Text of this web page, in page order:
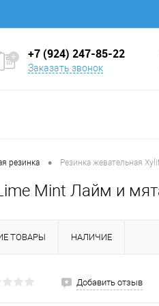
+7 (924) 247-85-22
Заказать звонок
резинка • Резинка жевательная
Mint Лайм и
ТОВАРЫ НАЛИЧИЕ
Добавить отзыв